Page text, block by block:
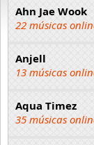
Ahn Jae Wook
22 músicas
Anjell
13 músicas
Aqua Timez
35 músicas